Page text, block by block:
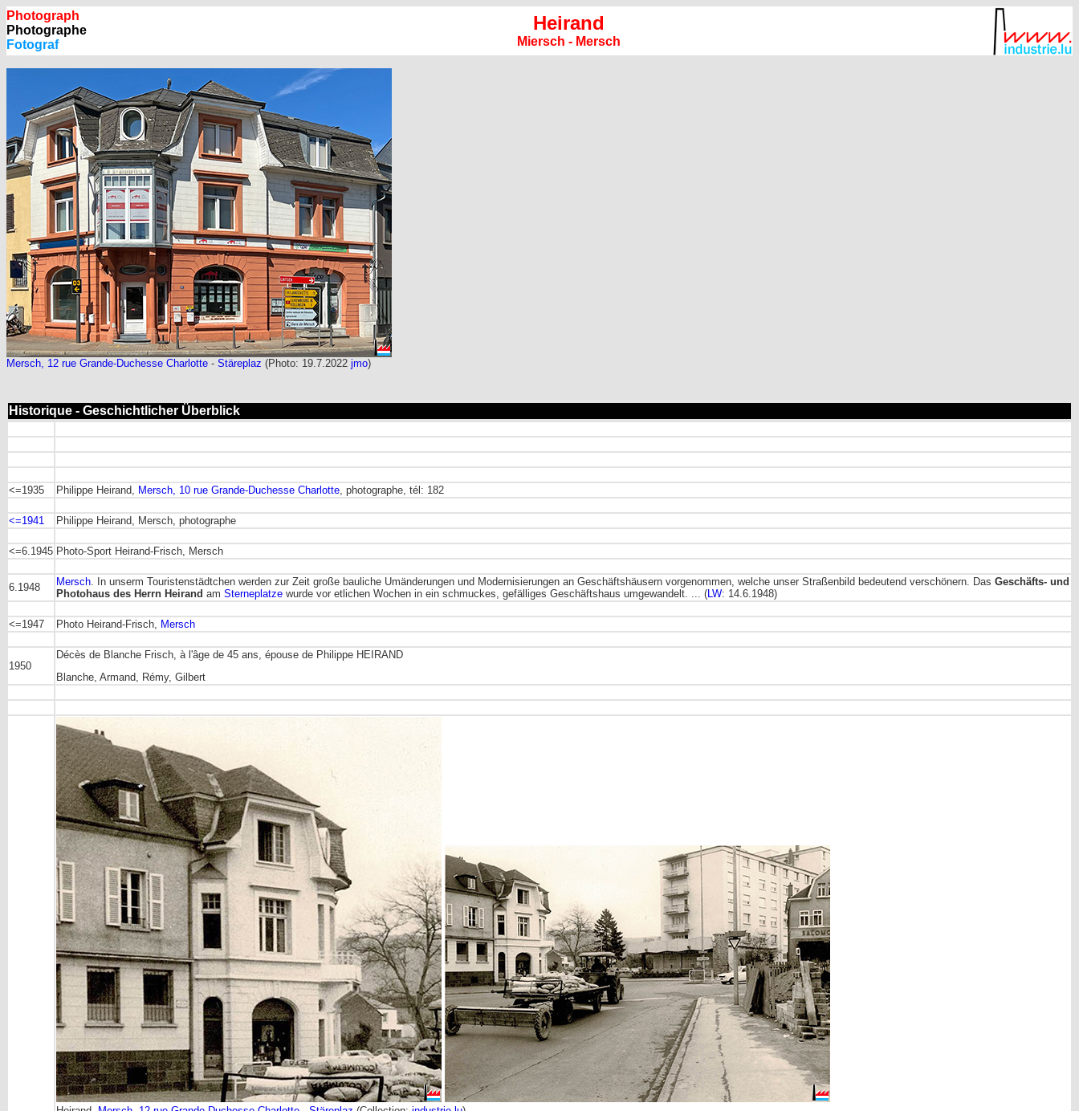
Photograph
Photographe
Fotograf
Heirand
Miersch - Mersch
Mersch, 12 rue Grande-Duchesse Charlotte - Stäreplaz (Photo: 19.7.2022 jmo)
Historique - Geschichtlicher Überblick
<=1935 Philippe Heirand, Mersch, 10 rue Grande-Duchesse Charlotte, photographe, tél: 182
<=1941 Philippe Heirand, Mersch, photographe
<=6.1945 Photo-Sport Heirand-Frisch, Mersch
6.1948 Mersch. In unserm Touristenstädtchen werden zur Zeit große bauliche Umänderungen und Modernisierungen an Geschäftshäusern vorgenommen, welche unser Straßenbild bedeutend verschönern. Das Geschäfts- und
Photohaus des Herrn Heirand am Sterneplatze wurde vor etlichen Wochen in ein schmuckes, gefälliges Geschäftshaus umgewandelt. ... (LW: 14.6.1948)
<=1947 Photo Heirand-Frisch, Mersch
1950
Décès de Blanche Frisch, à l'âge de 45 ans, épouse de Philippe HEIRAND
Blanche, Armand, Rémy, Gilbert